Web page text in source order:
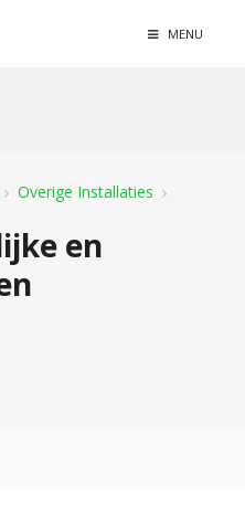
MENU
Overige Installaties
en